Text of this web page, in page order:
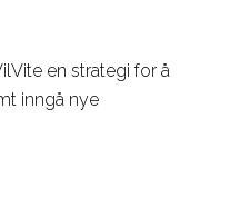
en strategi for å
inngå nye